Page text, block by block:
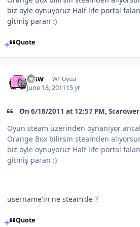
biz öyle oynuyoruz Half life portal
gitmiş paran :)
Quote
etsw WT Uyesi
June 18, 201115 yr
On 6/18/2011 at 12:57 PM,
Oyun steam üzerinden oynanıyor
Orange Box bilirsin steamden
biz öyle oynuyoruz Half life portal
gitmiş paran :)
username'in ne steam'de ?
Quote